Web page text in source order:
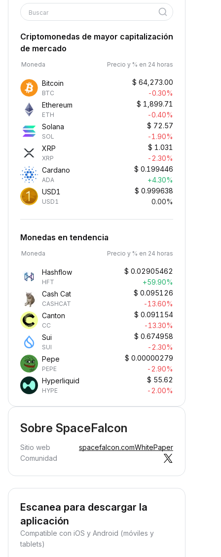
Buscar
Criptomonedas de mayor capitalización
de mercado
Moneda Precio y % en 24 horas
Bitcoin
BTC
$ 64,273.00
-0.30%
Ethereum
ETH
$ 1,899.71
-0.40%
Solana
SOL
$ 72.57
-1.90%
XRP
XRP
$ 1.031
-2.30%
Cardano
ADA
$ 0.199446
+4.30%
USD1
USD1
$ 0.999638
0.00%
Monedas en tendencia
Moneda Precio y % en 24 horas
Hashflow
HFT
$ 0.02905462
+59.90%
Cash Cat
CASHCAT
$ 0.095126
-13.60%
Canton
CC
$ 0.091154
-13.30%
Sui
SUI
$ 0.674958
-2.30%
Pepe
PEPE
$ 0.00000279
-2.90%
Hyperliquid
HYPE
$ 55.62
-2.00%
Sobre SpaceFalcon
Sitio web spacefalcon.comWhitePaper
Comunidad
Escanea para descargar la
aplicación
Compatible con iOS y Android (móviles y
tablets)